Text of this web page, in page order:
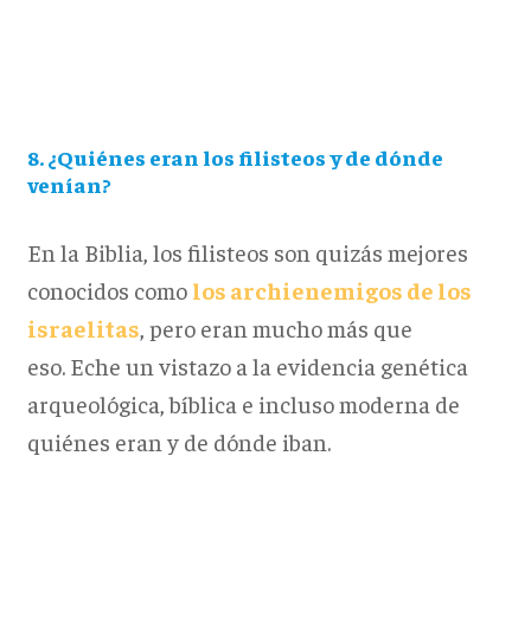
8. ¿Quiénes eran los filisteos y de dónde
venían?
En la Biblia, los filisteos son quizás mejores
conocidos como los archienemigos de los
israelitas, pero eran mucho más que
eso. Eche un vistazo a la evidencia genética
arqueológica, bíblica e incluso moderna de
quiénes eran y de dónde iban.